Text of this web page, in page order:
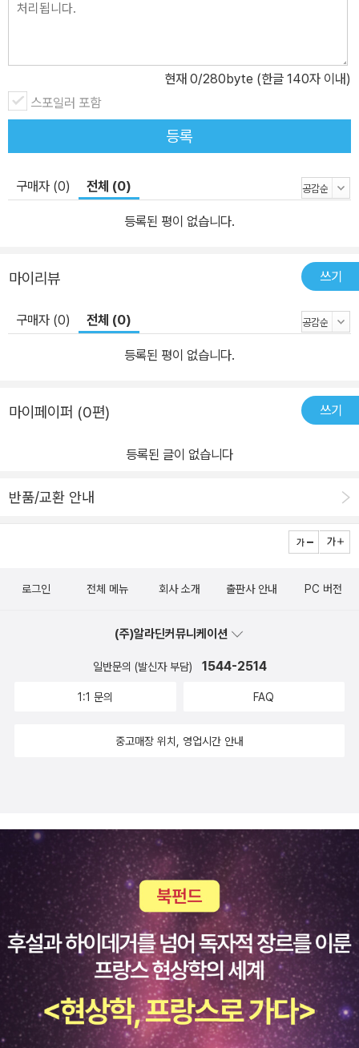
현재 0/280byte (한글 140자 이내)
스포일러 포함
등록
구매자 (0) 전체 (0)
등록된 평이 없습니다.
마이리뷰 쓰기
구매자 (0) 전체 (0)
등록된 평이 없습니다.
마이페이퍼 (0편) 쓰기
등록된 글이 없습니다
반품/교환 안내
로그인 전체 메뉴 회사 소개 출판사 안내 PC 버전
(주)알라딘커뮤니케이션
일반문의 (발신자 부담) 1544-2514
1:1 문의 FAQ
중고매장 위치, 영업시간 안내